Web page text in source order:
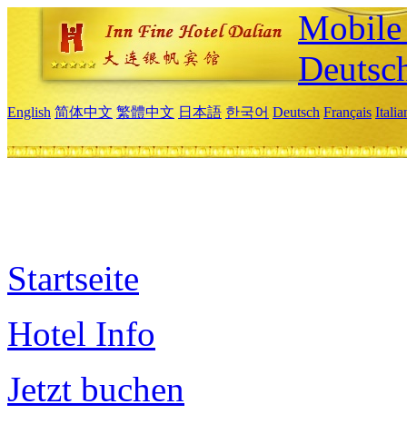
English 简体中文 繁體中文 日本語 한국어 Deutsch Français
Startseite
Hotel Info
Jetzt buchen